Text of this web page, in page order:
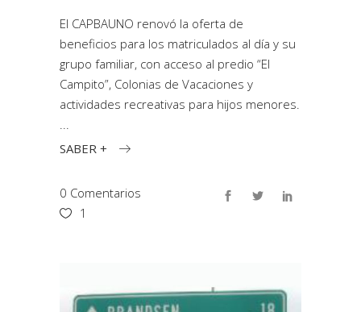
El CAPBAUNO renovó la oferta de
beneficios para los matriculados al día y su
grupo familiar, con acceso al predio “El
Campito”, Colonias de Vacaciones y
actividades recreativas para hijos menores.
SABER +
0 Comentarios
1